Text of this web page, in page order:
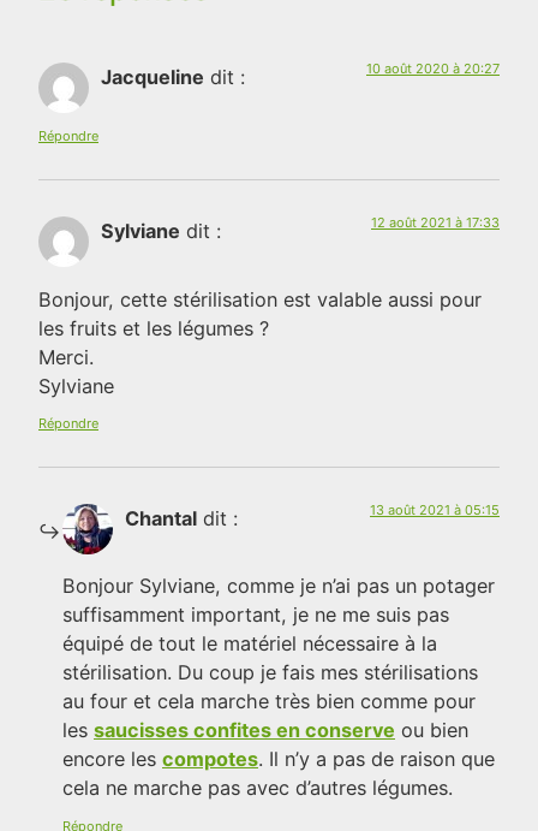
Jacqueline dit : 10 août 2020 à 20:27
Répondre
Sylviane dit : 12 août 2021 à 17:33
Bonjour, cette stérilisation est valable aussi pour
les fruits et les légumes ?
Merci.
Sylviane
Répondre
Chantal dit : 13 août 2021 à 05:15
Bonjour Sylviane, comme je n’ai pas un potager
suffisamment important, je ne me suis pas
équipé de tout le matériel nécessaire à la
stérilisation. Du coup je fais mes stérilisations
au four et cela marche très bien comme pour
les saucisses confites en conserve ou bien
encore les compotes. Il n’y a pas de raison que
cela ne marche pas avec d’autres légumes.
Répondre